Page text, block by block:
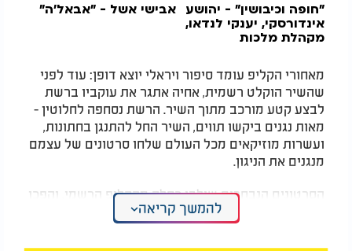
"חופה וכיבושין" - יהושע
אינדורסקי, יענקי לנדאו,
מקהלת מלכות
אבישי אשל - "אבאל'ה"
מאחורי הקליפ עומד סיפור ויראלי יוצא דופן: עוד לפני
שהשיר הוקלט רשמית, אחיה אתגר את עוקביו ברשת
לבצע קטע מורכב מתוך השיר. הרשת נסחפה לחלוטין -
מאות נגנים ביקשו תווים, השיר החל להתנגן בחתונות,
ועשרות מוזיקאים מכל העולם שלחו סרטונים של עצמם
מנגנים את הניגון.
הסרטונים הנבחרים שולבו כחלק מהקליפ הרשמי, והפכו
את היצירה למפגן הוקרה ענק ומרגש למורשת
המוזיקלית של אבי ז"ל.
להמשך קריאה